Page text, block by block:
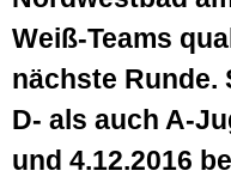
Weiß-Teams
nächste Runde.
D- als auch A-
und 4.12.2016